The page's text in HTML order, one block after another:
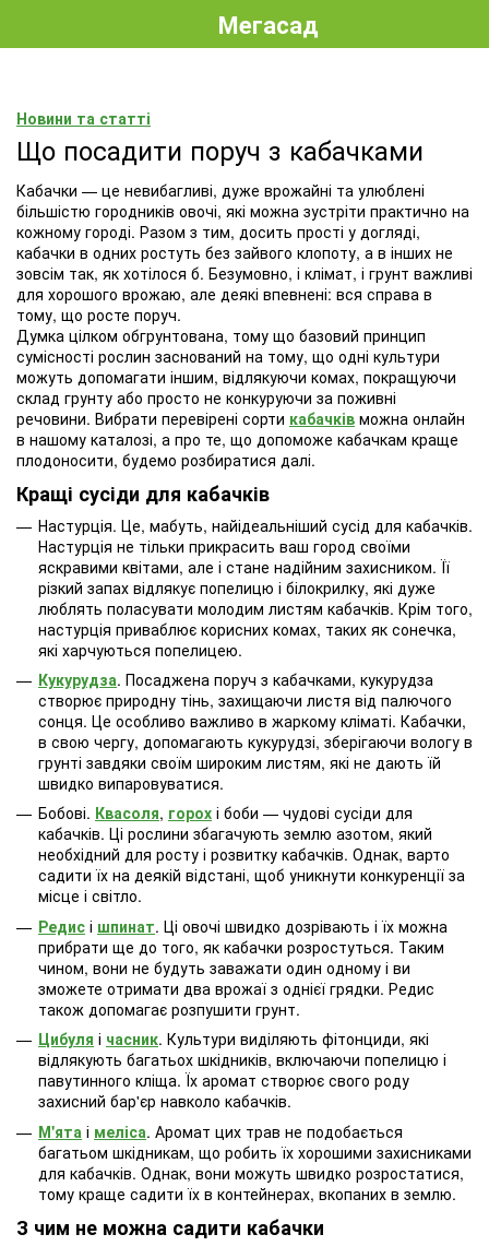
Мегасад
Новини та статті
Що посадити поруч з кабачками
Кабачки — це невибагливі, дуже врожайні та улюблені
більшістю городників овочі, які можна зустріти практично на
кожному городі. Разом з тим, досить прості у догляді,
кабачки в одних ростуть без зайвого клопоту, а в інших не
зовсім так, як хотілося б. Безумовно, і клімат, і грунт важливі
для хорошого врожаю, але деякі впевнені: вся справа в
тому, що росте поруч.
Думка цілком обгрунтована, тому що базовий принцип
сумісності рослин заснований на тому, що одні культури
можуть допомагати іншим, відлякуючи комах, покращуючи
склад грунту або просто не конкуруючи за поживні
речовини. Вибрати перевірені сорти кабачків можна онлайн
в нашому каталозі, а про те, що допоможе кабачкам краще
плодоносити, будемо розбиратися далі.
Кращі сусіди для кабачків
Настурція. Це, мабуть, найідеальніший сусід для кабачків.
Настурція не тільки прикрасить ваш город своїми
яскравими квітами, але і стане надійним захисником. Її
різкий запах відлякує попелицю і білокрилку, які дуже
люблять поласувати молодим листям кабачків. Крім того,
настурція приваблює корисних комах, таких як сонечка,
які харчуються попелицею.
Кукурудза. Посаджена поруч з кабачками, кукурудза
створює природну тінь, захищаючи листя від палючого
сонця. Це особливо важливо в жаркому кліматі. Кабачки,
в свою чергу, допомагають кукурудзі, зберігаючи вологу в
грунті завдяки своїм широким листям, які не дають їй
швидко випаровуватися.
Бобові. Квасоля, горох і боби — чудові сусіди для
кабачків. Ці рослини збагачують землю азотом, який
необхідний для росту і розвитку кабачків. Однак, варто
садити їх на деякій відстані, щоб уникнути конкуренції за
місце і світло.
Редис і шпинат. Ці овочі швидко дозрівають і їх можна
прибрати ще до того, як кабачки розростуться. Таким
чином, вони не будуть заважати один одному і ви
зможете отримати два врожаї з однієї грядки. Редис
також допомагає розпушити грунт.
Цибуля і часник. Культури виділяють фітонциди, які
відлякують багатьох шкідників, включаючи попелицю і
павутинного кліща. Їх аромат створює свого роду
захисний бар'єр навколо кабачків.
М'ята і меліса. Аромат цих трав не подобається
багатьом шкідникам, що робить їх хорошими захисниками
для кабачків. Однак, вони можуть швидко розростатися,
тому краще садити їх в контейнерах, вкопаних в землю.
З чим не можна садити кабачки